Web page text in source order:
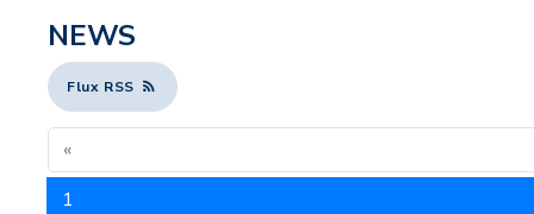
NEWS
Flux RSS
«
1